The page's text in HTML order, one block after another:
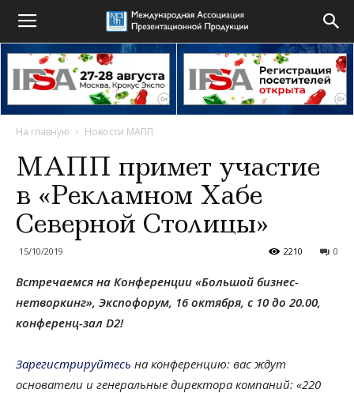
На главную Новости МАПП
МАПП примет участие
в «Рекламном Хабе
Северной Столицы»
15/10/2019 0
2210
Встречаемся на Конференции «Большой бизнес-
нетворкинг», Экспофорум, 16 октября, с 10 до 20.00,
конференц-зал D2!
Зарегистрируйтесь на конференцию: вас ждут
основатели и генеральные директора компаний: «220